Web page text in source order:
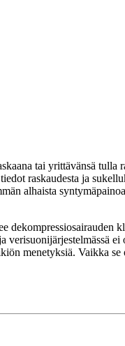
tai yrittävänsä
raskaudesta ja
alhaista
menetyksiä. Vaikka